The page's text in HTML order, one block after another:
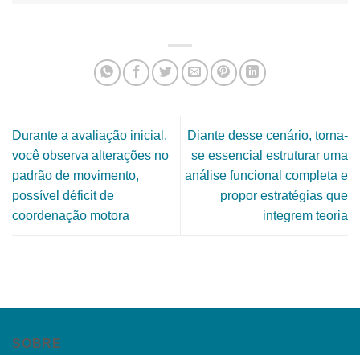
Durante a avaliação inicial,
você observa alterações no
padrão de movimento,
possível déficit de
coordenação motora
Diante desse cenário, torna-
se essencial estruturar uma
análise funcional completa e
propor estratégias que
integrem teoria
SOBRE